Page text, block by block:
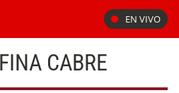
EN VIVO
CABRE